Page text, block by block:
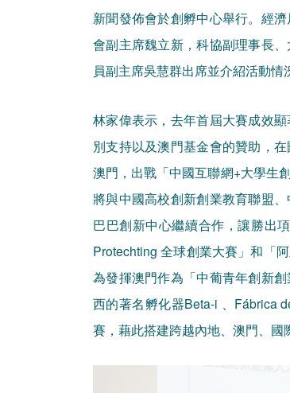
新聞發佈會於創孵中心舉行。經
會副主席魏立新，科協副理事長
員副主席吳慧群出席並介紹活動情
林家偉表示，去年首屆大賽成效
別支持以及澳門基金會的贊助，
澳門，出戰「中國互聯網+大學生
將與中國高校創新創業教育聯盟
巴巴創新中心繼續合作，讓勝出
Protechting 全球創業大賽」和「
為發揮澳門作為「中葡青年創新
西的著名孵化器Beta-i 、Fábrica
賽，藉此搭建跨越內地、澳門、國